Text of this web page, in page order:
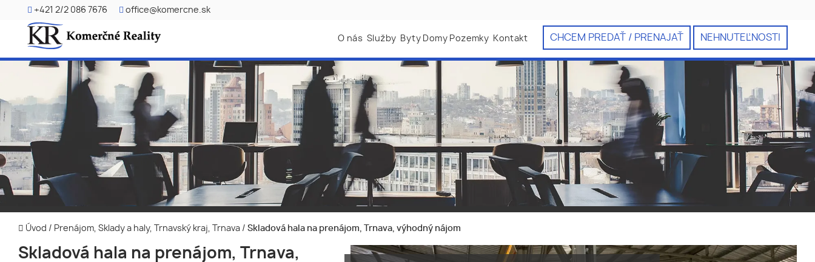
+421 2/2 086 7676 office@komercne.sk
CHCEM PREDAŤ / PRENAJAŤ NEHNUTEĽNOSTI
O nás Služby Byty Domy Pozemky Kontakt
Úvod / Prenájom, Sklady a haly, Trnavský kraj, Trnava / Skladová hala na prenájom, Trnava, výhodný nájom
Skladová hala na prenájom, Trnava,